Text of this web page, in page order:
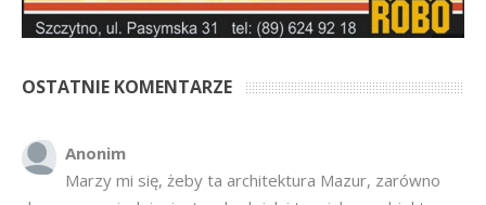
OSTATNIE KOMENTARZE
Anonim
Marzy mi się, żeby ta architektura Mazur, zarówno